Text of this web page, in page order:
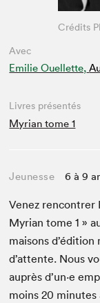
Avec
Emilie Ouellette,
Crédits
Livres présentés
Myrian tome 1
Jeunesse 6 à 9
Venez ren­con­tr­er
Myr­i­an tome1 »
maisons
d’at­tente. Nous
auprès d’un·e
moins20 min­utes